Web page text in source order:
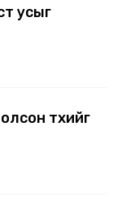
усыг
түүхийг